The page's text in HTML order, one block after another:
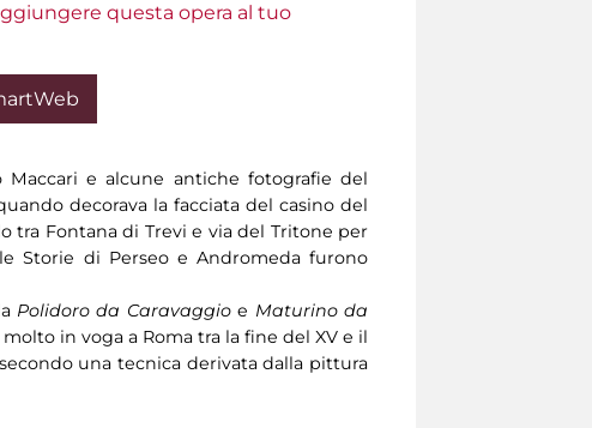
questa opera al tuo
Maccari e alcune antiche fotografie del
decorava la facciata del casino del
tra Fontana di Trevi e via del Tritone per
Storie di Perseo e Andromeda furono
Polidoro da Caravaggioe Maturino da
in voga a Roma tra la fine del XV e il
una tecnica derivata dalla pittura